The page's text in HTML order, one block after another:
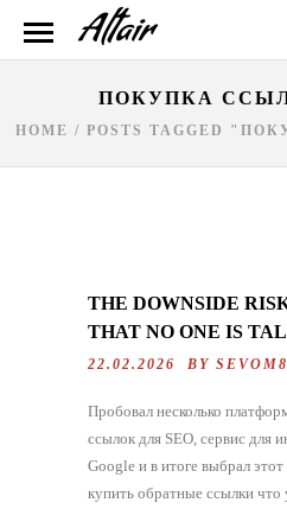
ПОКУПКА
HOME / POSTS TAGGED
THE DOWNSIDE
THAT NO ONE IS
22.02.2026 BY
Пробовал несколько
ссылок для SEO, сервис для
Google и в итоге выбрал
купить обратные ссылки что